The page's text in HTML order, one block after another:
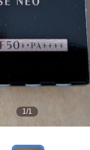
1/1